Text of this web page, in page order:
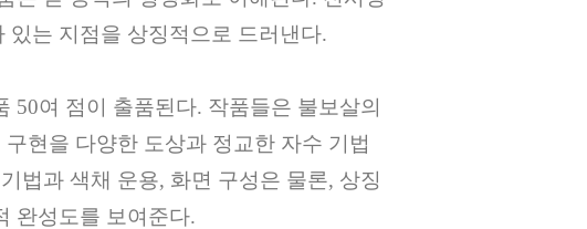
있는 지점을 상징적으로 드러낸다.
50여 점이 출품된다. 작품들은 불보살의
현을 다양한 도상과 정교한 자수 기법
법과 색채 운용, 화면 구성은 물론, 상징
완성도를 보여준다.